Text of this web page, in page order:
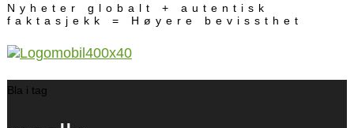
Nyheter globalt + autentisk
faktasjekk = Høyere bevissthet
Bla i tag